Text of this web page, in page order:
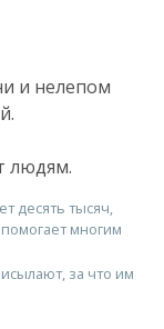
и нелепом
людям.
десять тысяч,
многим
за что им